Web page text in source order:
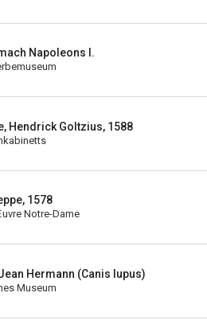
Napoleons I.
Hendrick Goltzius, 1588
1578
Notre-Dame
Hermann (Canis lupus)
Museum